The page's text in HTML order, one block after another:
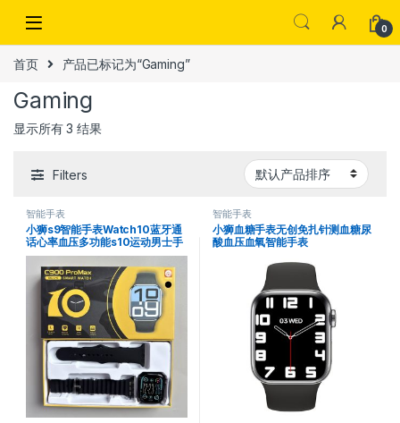
0
首页 产品已标记为“Gaming”
Gaming
显示所有 3 结果
Filters
智能手表
小狮s9智能手表Watch10蓝牙通
话心率血压多功能s10运动男士手
表
智能手表
小狮血糖手表无创免扎针测血糖尿
酸血压血氧智能手表